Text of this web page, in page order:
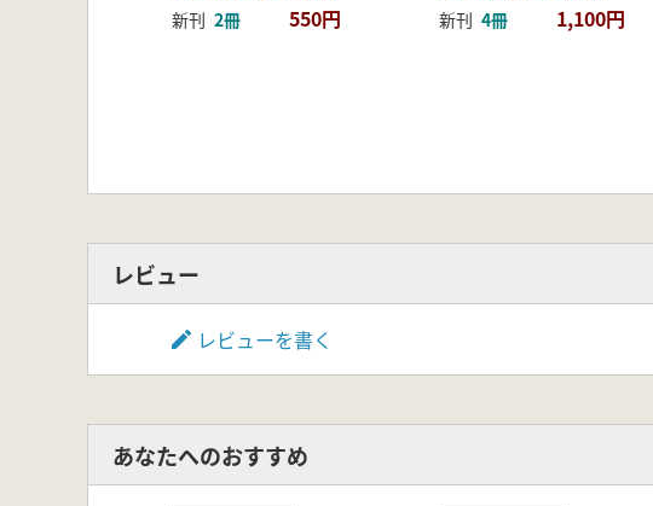
新刊 2冊 550円
新刊 4冊 1,100円
レビュー
レビューを書く
あなたへのおすすめ